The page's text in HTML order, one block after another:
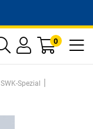
0
SWK-Spezial |